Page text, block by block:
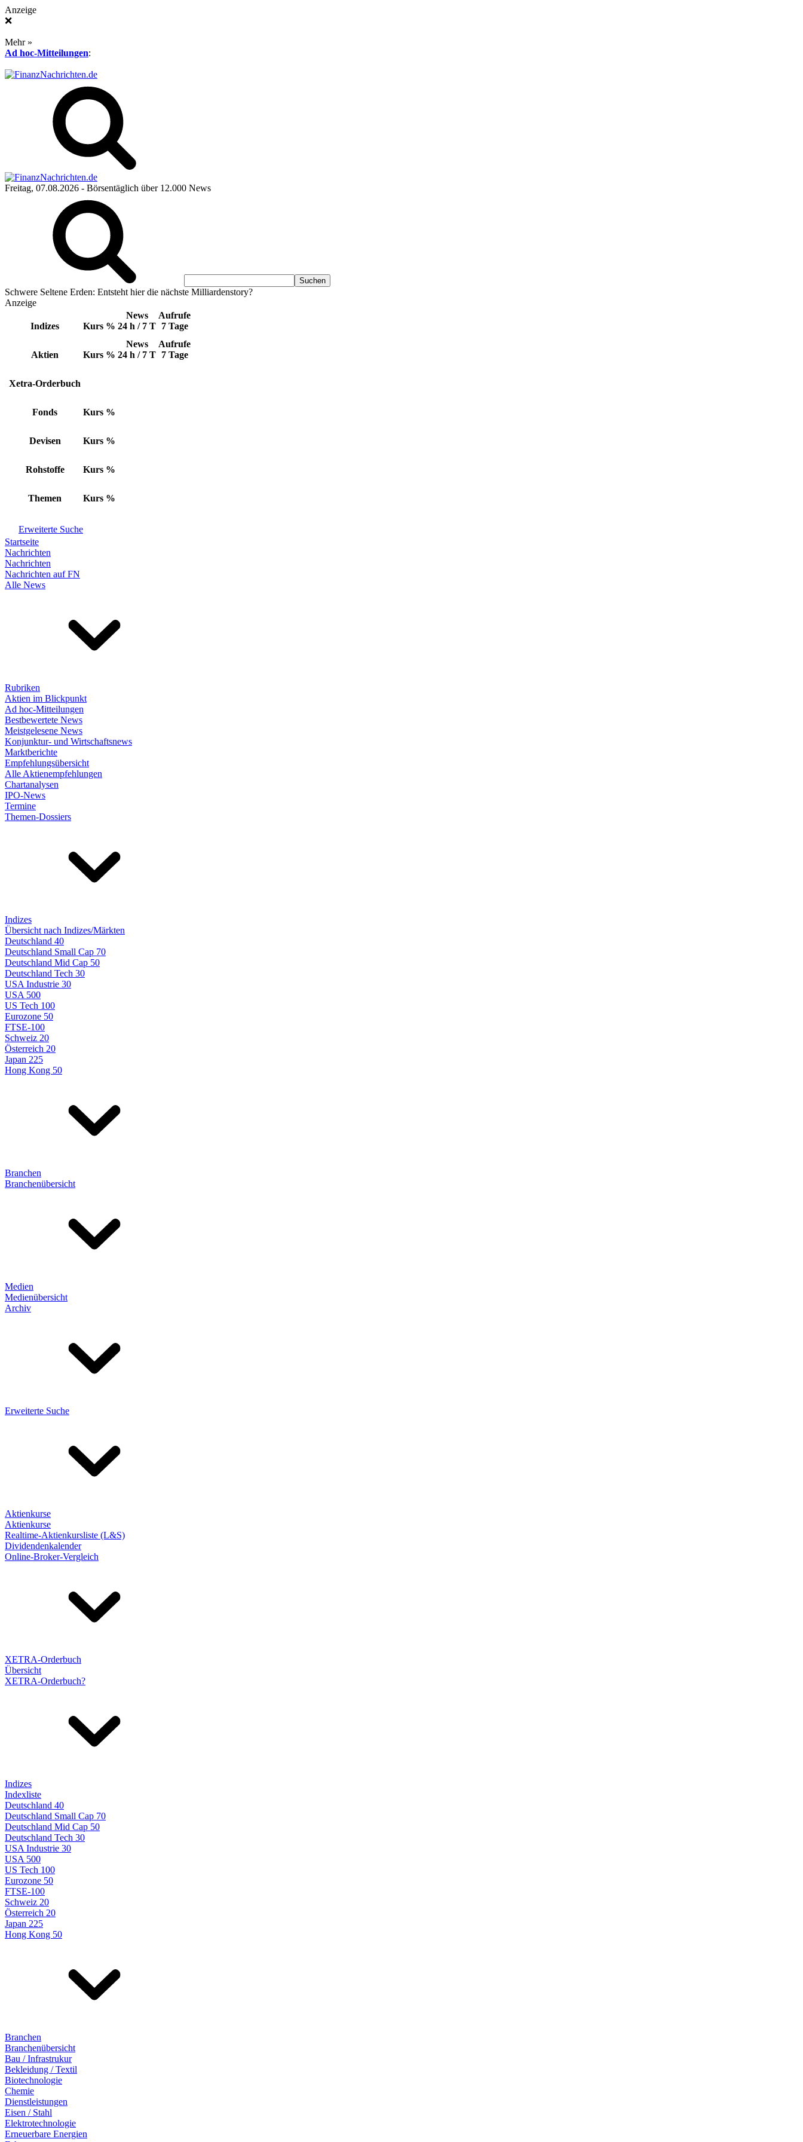
Anzeige
❌
Mehr »
Ad hoc-Mitteilungen:
Freitag, 07.08.2026 - Börsentäglich über 12.000 News
Schwere Seltene Erden: Entsteht hier die nächste Milliardenstory?
Anzeige
Indizes Kurs %
News
24 h / 7 T
Aufrufe
7 Tage
Aktien Kurs %
News
24 h / 7 T
Aufrufe
7 Tage
Xetra-Orderbuch
Fonds Kurs %
Devisen Kurs %
Rohstoffe Kurs %
Themen Kurs %
Erweiterte Suche
Startseite
Nachrichten
Nachrichten
Nachrichten auf FN
Alle News
Rubriken
Aktien im Blickpunkt
Ad hoc-Mitteilungen
Bestbewertete News
Meistgelesene News
Konjunktur- und Wirtschaftsnews
Marktberichte
Empfehlungsübersicht
Alle Aktienempfehlungen
Chartanalysen
IPO-News
Termine
Themen-Dossiers
Indizes
Übersicht nach Indizes/Märkten
Deutschland 40
Deutschland Small Cap 70
Deutschland Mid Cap 50
Deutschland Tech 30
USA Industrie 30
USA 500
US Tech 100
Eurozone 50
FTSE-100
Schweiz 20
Österreich 20
Japan 225
Hong Kong 50
Branchen
Branchenübersicht
Medien
Medienübersicht
Archiv
Erweiterte Suche
Aktienkurse
Aktienkurse
Realtime-Aktienkursliste (L&S)
Dividendenkalender
Online-Broker-Vergleich
XETRA-Orderbuch
Übersicht
XETRA-Orderbuch?
Indizes
Indexliste
Deutschland 40
Deutschland Small Cap 70
Deutschland Mid Cap 50
Deutschland Tech 30
USA Industrie 30
USA 500
US Tech 100
Eurozone 50
FTSE-100
Schweiz 20
Österreich 20
Japan 225
Hong Kong 50
Branchen
Branchenübersicht
Bau / Infrastrukur
Bekleidung / Textil
Biotechnologie
Chemie
Dienstleistungen
Eisen / Stahl
Elektrotechnologie
Erneuerbare Energien